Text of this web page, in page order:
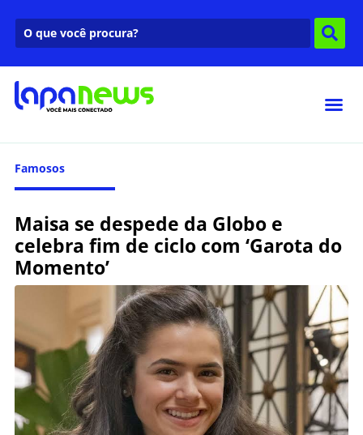
Famosos
Maisa se despede da Globo e
celebra fim de ciclo com ‘Garota do
Momento’